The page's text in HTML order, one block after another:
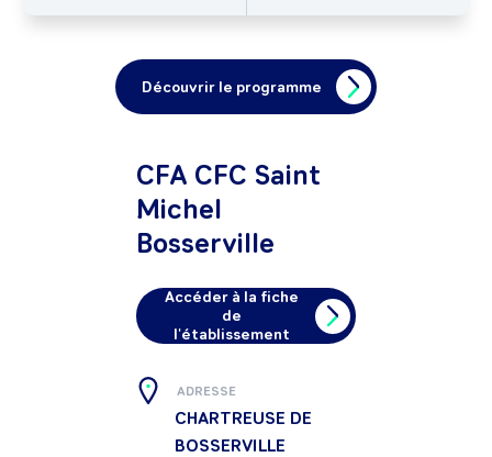
Découvrir le programme
CFA CFC Saint
Michel
Bosserville
Accéder à la fiche
de
l'établissement
ADRESSE
CHARTREUSE DE
BOSSERVILLE